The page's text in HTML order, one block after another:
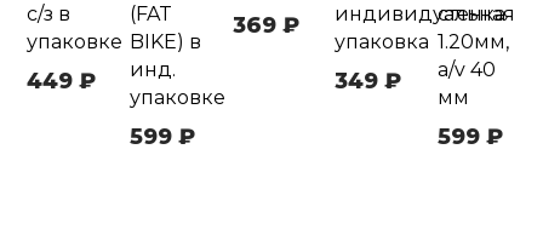
с/з в
упаковке
449 ₽
(FAT
BIKE) в
инд.
упаковке
599 ₽
369 ₽
индивидуальная
упаковка
349 ₽
стенка
1.20мм,
a/v 40
мм
599 ₽